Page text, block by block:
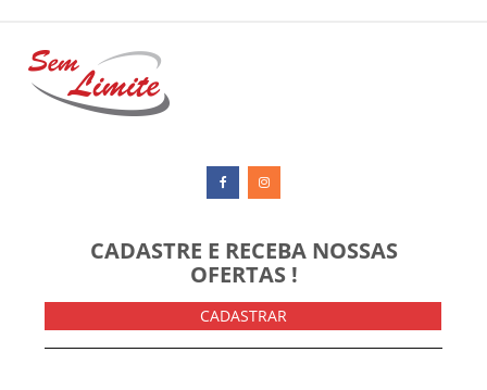
CADASTRE E RECEBA NOSSAS
OFERTAS !
CADASTRAR